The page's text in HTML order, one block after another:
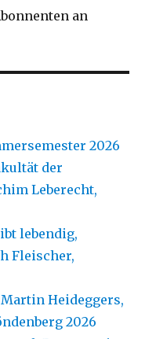
an
2026
der
Leberecht,
lebendig,
Fleischer,
Heideggers,
2026